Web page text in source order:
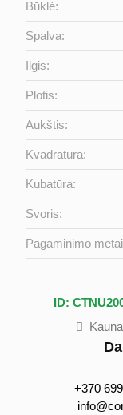
Būklė:
Spalva:
Ilgis:
Plotis:
Aukštis:
Kvadratūra:
Kubatūra:
Svoris:
Pagaminimo
ID:
+370